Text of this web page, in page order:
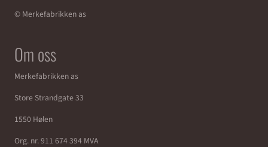
© Merkefabrikken as
Om oss
Merkefabrikken as
Store Strandgate 33
1550 Hølen
Org. nr. 911 674 394 MVA